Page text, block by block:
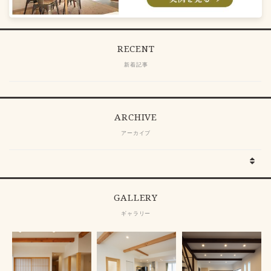
RECENT
新着記事
ARCHIVE
アーカイブ
GALLERY
ギャラリー